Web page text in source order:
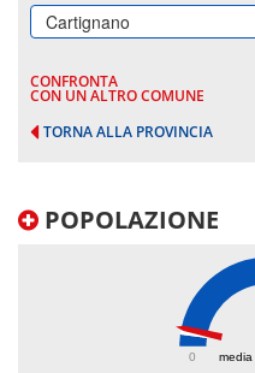
Cartignano
CONFRONTA
CON UN ALTRO COMUNE
TORNA ALLA PROVINCIA
POPOLAZIONE
0